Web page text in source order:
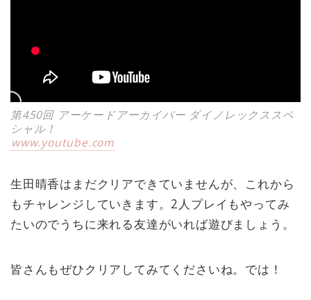
第450回 アーケードアーカイバー ダイノレックススペ
シャル！
www.youtube.com
生田晴香はまだクリアできていませんが、これから
もチャレンジしていきます。2人プレイもやってみ
たいのでうちに来れる友達がいれば遊びましょう。
皆さんもぜひクリアしてみてくださいね。では！